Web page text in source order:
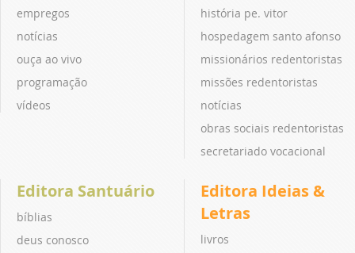
empregos
notícias
ouça ao vivo
programação
vídeos
história pe. vitor
hospedagem santo afonso
missionários redentoristas
missões redentoristas
notícias
obras sociais redentoristas
secretariado vocacional
Editora Santuário
bíblias
deus conosco
Editora Ideias &
Letras
livros